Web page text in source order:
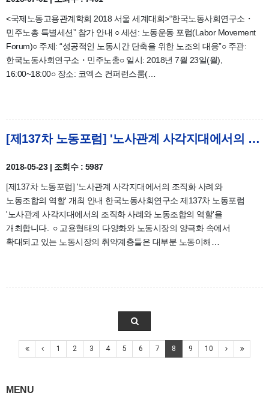
<국제노동고용관계학회 2018 서울 세계대회>“한국노동사회연구소・
민주노총 특별세션” 참가 안내 ○ 세션: 노동운동 포럼(Labor Movement
Forum)○ 주제: “성공적인 노동시간 단축을 위한 노조의 대응”○ 주관:
한국노동사회연구소・민주노총○ 일시: 2018년 7월 23일(월),
16:00~18:00○ 장소: 코엑스 컨퍼런스룸(…
[제137차 노동포럼] '노사관계 사각지대에서의 조직화 사례와 노동조합의 역할' 개최 안내
2018-05-23 | 조회수 : 5987
[제137차 노동포럼] '노사관계 사각지대에서의 조직화 사례와
노동조합의 역할' 개최 안내 한국노동사회연구소 제137차 노동포럼
'노사관계 사각지대에서의 조직화 사례와 노동조합의 역할'을
개최합니다. ○ 고용형태의 다양화와 노동시장의 양극화 속에서
확대되고 있는 노동시장의 취약계층들은 대부분 노동이해…
1 2 3 4 5 6 7 8 9 10
MENU